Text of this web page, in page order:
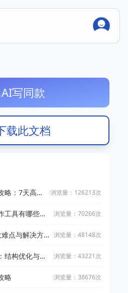
AI写同款
载此文档
略：7天高效
浏览量：126213次
工具有哪些？
浏览量：70266次
点与解决方
浏览量：48148次
结构优化与文
浏览量：43221次
略 浏览量：38676次